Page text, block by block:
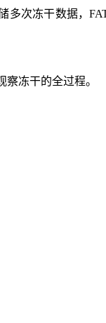
多次冻干数据，
冻干的全过程。